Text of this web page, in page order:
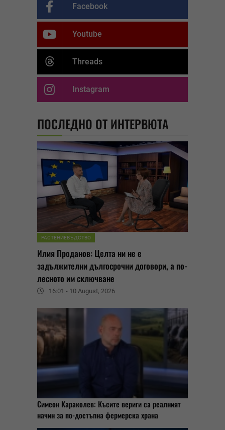
Facebook
Youtube
Threads
Instagram
ПОСЛЕДНО ОТ ИНТЕРВЮТА
РАСТЕНИЕВЪДСТВО
Илия Проданов: Целта ни не е
задължителни дългосрочни договори, а по-
лесното им сключване
16:01 - 10 August, 2026
Симеон Караколев: Късите вериги са реалният
начин за по-достъпна фермерска храна